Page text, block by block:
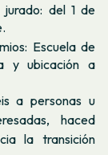
del 1 de
Escuela de
y ubicación a
a personas u
haced
la transición